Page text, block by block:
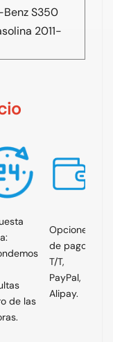
S350
2011-
de las
Opciones
de pago:
T/T,
PayPal,
Alipay.